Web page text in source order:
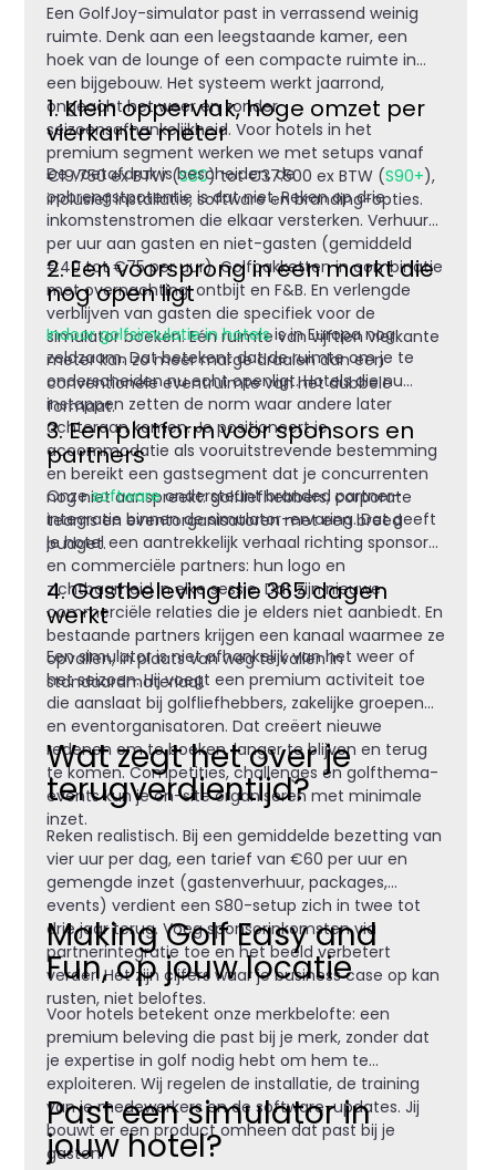
Een GolfJoy-simulator past in verrassend weinig
ruimte. Denk aan een leegstaande kamer, een
hoek van de lounge of een compacte ruimte in
een bijgebouw. Het systeem werkt jaarrond,
ongeacht het weer en zonder
seizoensafhankelijkheid. Voor hotels in het
premium segment werken we met setups vanaf
€19.750 ex BTW (S80) tot €37.500 ex BTW (S90+),
inclusief installatie, software en branding-opties.
1. Klein oppervlak, hoge omzet per
vierkante meter
De voetafdruk is bescheiden, de
opbrengstpotentie is dat niet. Reken op drie
inkomstenstromen die elkaar versterken. Verhuur
per uur aan gasten en niet-gasten (gemiddeld
€40 tot €75 per uur). Golfpakketten in combinatie
met overnachting, ontbijt en F&B. En verlengde
verblijven van gasten die specifiek voor de
simulator boeken. Eén ruimte van vijftien vierkante
meter kan zo meer marge draaien dan een
conventionele eventruimte van het dubbele
formaat.
2. Een voorsprong in een markt die
nog open ligt
Indoor golfsimulatie in hotelsis in Europa nog
zeldzaam. Dat betekent dat de ruimte om je te
onderscheiden nu echt openligt. Hotels die nu
instappen zetten de norm waar andere later
achteraan komen. Je positioneert je
accommodatie als vooruitstrevende bestemming
en bereikt een gastsegment dat je concurrenten
nog niet aanspreekt: golfliefhebbers, corporate
teams en eventorganisatoren met een breed
budget.
3. Een platform voor sponsors en
partners
Onzesoftwareondersteunt branded partner-
integratie binnen de simulator-ervaring. Dat geeft
je hotel een aantrekkelijk verhaal richting sponsors
en commerciële partners: hun logo en
zichtbaarheid in elke sessie. Dat zijn nieuwe
commerciële relaties die je elders niet aanbiedt. En
bestaande partners krijgen een kanaal waarmee ze
opvallen, in plaats van weg te vallen in
standaardmateriaal.
4. Gastbeleving die 365 dagen
werkt
Een simulator is niet afhankelijk van het weer of
het seizoen. Hij voegt een premium activiteit toe
die aanslaat bij golfliefhebbers, zakelijke groepen
en eventorganisatoren. Dat creëert nieuwe
redenen om te boeken, langer te blijven en terug
te komen. Competities, challenges en golfthema-
events kun je on-site organiseren met minimale
inzet.
Wat zegt het over je
terugverdientijd?
Reken realistisch. Bij een gemiddelde bezetting van
vier uur per dag, een tarief van €60 per uur en
gemengde inzet (gastenverhuur, packages,
events) verdient een S80-setup zich in twee tot
drie jaar terug. Voeg sponsorinkomsten via
partnerintegratie toe en het beeld verbetert
verder. Het zijn cijfers waar je business case op kan
rusten, niet beloftes.
Making Golf Easy and
Fun, op jouw locatie
Voor hotels betekent onze merkbelofte: een
premium beleving die past bij je merk, zonder dat
je expertise in golf nodig hebt om hem te
exploiteren. Wij regelen de installatie, de training
van je medewerkers en de software-updates. Jij
bouwt er een product omheen dat past bij je
gasten.
Past een simulator in
jouw hotel?